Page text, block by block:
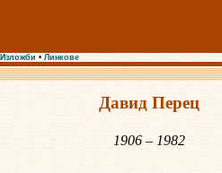
Изложби • Линкове
Давид Перец
1906 – 1982